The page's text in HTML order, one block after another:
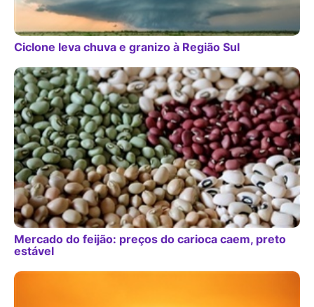
Ciclone leva chuva e granizo à Região Sul
Mercado do feijão: preços do carioca caem, preto
estável